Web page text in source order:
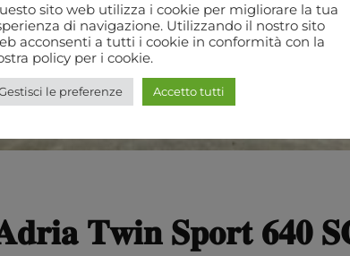
𝐓𝐰𝐢𝐧 𝐒𝐩𝐨𝐫𝐭 𝟔𝟒𝟎
sito web utilizza i cookie per migliorare la tua
di navigazione. Utilizzando il nostro sito
acconsenti a tutti i cookie in conformità con la
policy per i cookie.
le preferenze Accetto tutti